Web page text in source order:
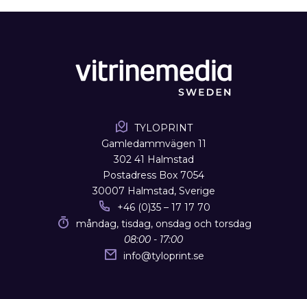
TYLOPRINT
Gamledammvägen 11
302 41 Halmstad
Postadress Box 7054
30007 Halmstad, Sverige
+46 (0)35 – 17 17 70
måndag, tisdag, onsdag och torsdag
08:00 - 17:00
info@tyloprint.se